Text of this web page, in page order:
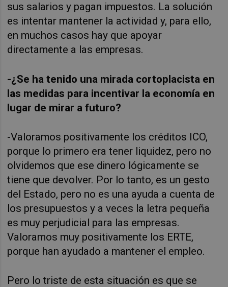
sus salarios y pagan impuestos. La solución
es intentar mantener la actividad y, para ello,
en muchos casos hay que apoyar
directamente a las empresas.
-¿Se ha tenido una mirada cortoplacista en
las medidas para incentivar la economía en
lugar de mirar a futuro?
-Valoramos positivamente los créditos ICO,
porque lo primero era tener liquidez, pero no
olvidemos que ese dinero lógicamente se
tiene que devolver. Por lo tanto, es un gesto
del Estado, pero no es una ayuda a cuenta de
los presupuestos y a veces la letra pequeña
es muy perjudicial para las empresas.
Valoramos muy positivamente los ERTE,
porque han ayudado a mantener el empleo.
Pero lo triste de esta situación es que se